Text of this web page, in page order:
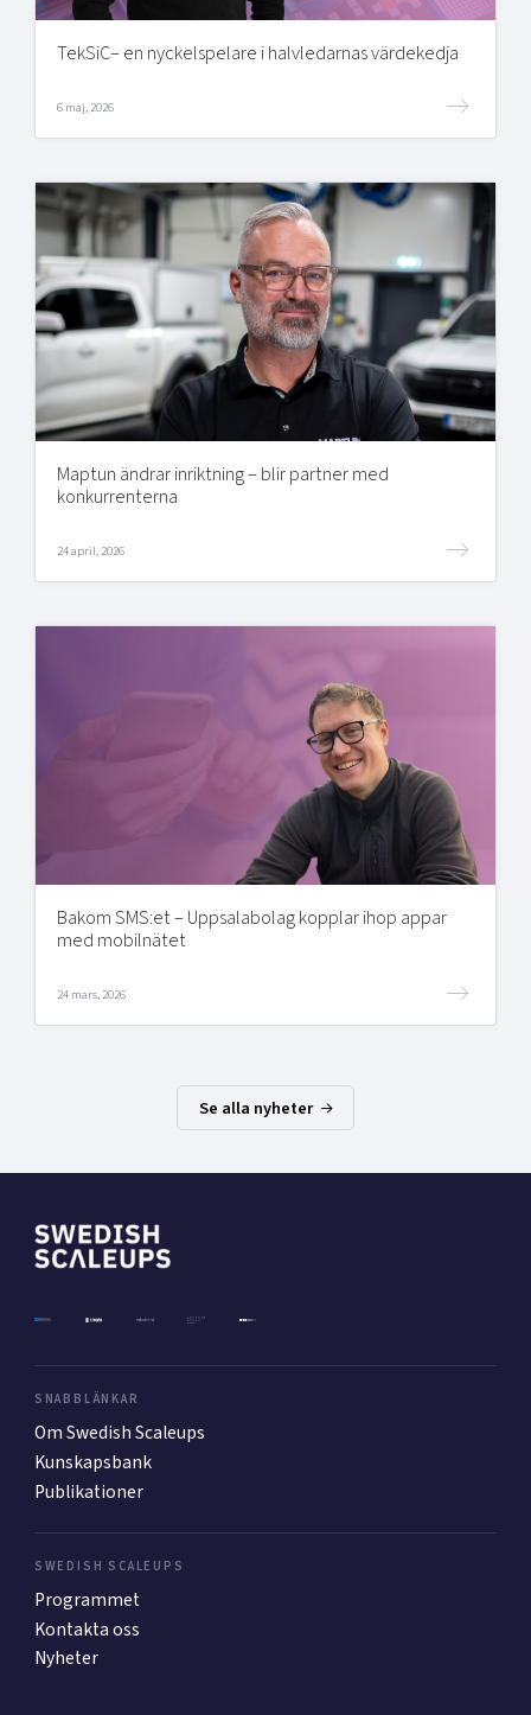
TekSiC– en nyckelspelare i halvledarnas värdekedja
6 maj, 2026
Maptun ändrar inriktning – blir partner med
konkurrenterna
24 april, 2026
Bakom SMS:et – Uppsalabolag kopplar ihop appar
med mobilnätet
24 mars, 2026
Se alla nyheter
SNABBLÄNKAR
Om Swedish Scaleups
Kunskapsbank
Publikationer
SWEDISH SCALEUPS
Programmet
Kontakta oss
Nyheter